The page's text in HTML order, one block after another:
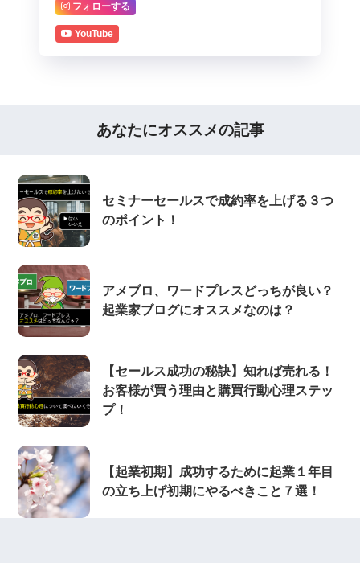
フォローする
YouTube
あなたにオススメの記事
セミナーセールスで成約率を上げる３つ
のポイント！
アメブロ、ワードプレスどっちが良い？
起業家ブログにオススメなのは？
【セールス成功の秘訣】知れば売れる！
お客様が買う理由と購買行動心理ステッ
プ！
【起業初期】成功するために起業１年目
の立ち上げ初期にやるべきこと７選！